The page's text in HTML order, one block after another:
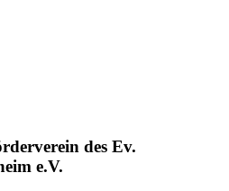
des Ev.
e.V.